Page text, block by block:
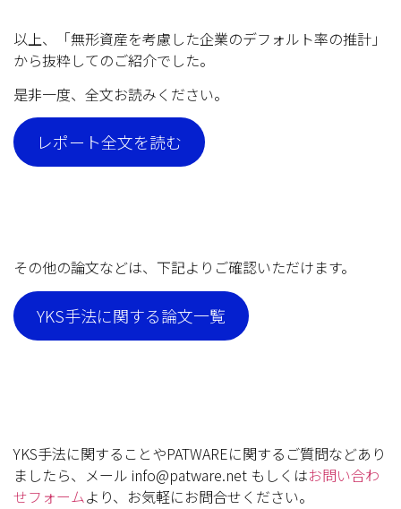
以上、「無形資産を考慮した企業のデフォルト率の推計」
から抜粋してのご紹介でした。
是非一度、全文お読みください。
レポート全文を読む
その他の論文などは、下記よりご確認いただけます。
YKS手法に関する論文一覧
YKS手法に関することやPATWAREに関するご質問などあり
ましたら、メール info@patware.net もしくはお問い合わ
せフォームより、お気軽にお問合せください。